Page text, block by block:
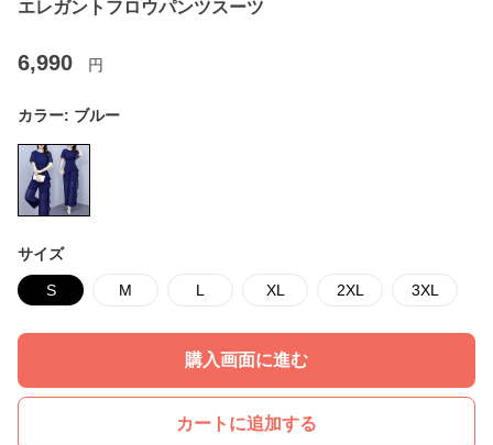
エレガントフロウパンツスーツ
6,990 円
カラー: ブルー
サイズ
S M L XL 2XL 3XL
購入画面に進む
カートに追加する